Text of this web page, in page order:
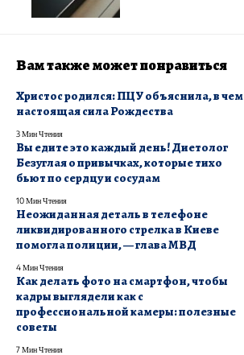
Вам также может понравиться
Христос родился: ПЦУ объяснила, в чем
настоящая сила Рождества
3 Мин Чтения
Вы едите это каждый день! Диетолог
Безуглая о привычках, которые тихо
бьют по сердцу и сосудам
10 Мин Чтения
Неожиданная деталь в телефоне
ликвидированного стрелка в Киеве
помогла полиции, — глава МВД
4 Мин Чтения
Как делать фото на смартфон, чтобы
кадры выглядели как с
профессиональной камеры: полезные
советы
7 Мин Чтения